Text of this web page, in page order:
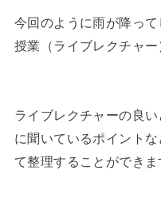
今回のように雨が降っ
授業（ライブレクチャー
ライブレクチャーの良
に聞いているポイント
て整理することができま